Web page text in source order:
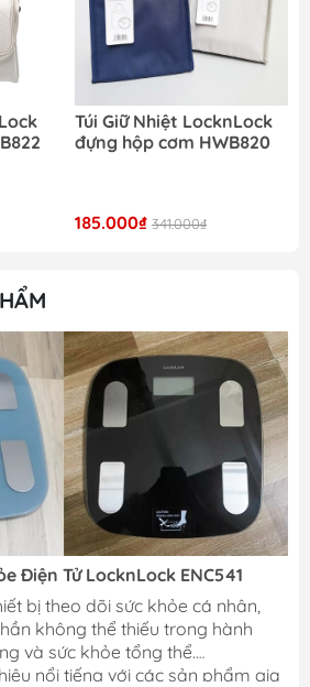
Túi Giữ Nhiệt LocknLock
đựng hộp cơm HWB820
185.000₫ 341.000₫
Điện Tử LocknLock ENC541
bị theo dõi sức khỏe cá nhân,
không thể thiếu trong hành
và sức khỏe tổng thể.
nổi tiếng với các sản phẩm gia